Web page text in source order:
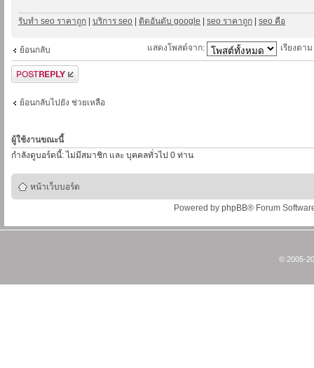
รับทำ seo ราคาถูก | บริการ seo | ติดอันดับ google | seo ราคาถูก | seo คือ
ย้อนกลับ แสดงโพสต์จาก: เรียงตาม
ตอบกระทู้
ย้อนกลับไปยัง ช่วยเหลือ
ผู้ใช้งานขณะนี้
กำลังดูบอร์ดนี้: ไม่มีสมาชิก และ บุคคลทั่วไป 0 ท่าน
หน้าเว็บบอร์ด
Powered by phpBB® Forum
© 2005-